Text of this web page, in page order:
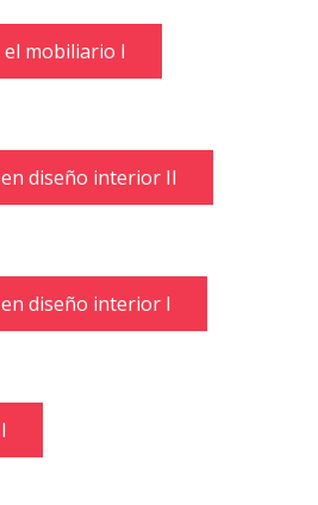
mobiliario I
diseño interior II
diseño interior I